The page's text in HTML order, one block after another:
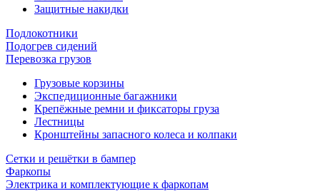
Защитные накидки
Подлокотники
Подогрев сидений
Перевозка грузов
Грузовые корзины
Экспедиционные багажники
Крепёжные ремни и фиксаторы груза
Лестницы
Кронштейны запасного колеса и колпаки
Сетки и решётки в бампер
Фаркопы
Электрика и комплектующие к фаркопам